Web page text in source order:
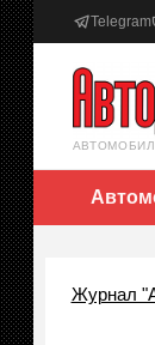
Telegram
Журнал